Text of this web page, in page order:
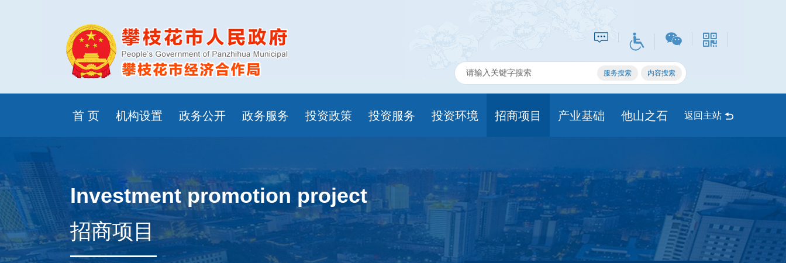
首 页 机构设置 政务公开 政务服务 投资政策 投资服务 投资环境 招商项目 产业基础 他山之石 返回主站
Investment promotion project
招商项目